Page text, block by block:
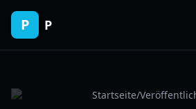
P P
Startseite/